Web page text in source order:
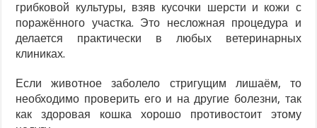
грибковой культуры, взяв кусочки шерсти и кожи с
поражённого участка. Это несложная процедура и
делается практически в любых ветеринарных
клиниках.
Если животное заболело стригущим лишаём, то
необходимо проверить его и на другие болезни, так
как здоровая кошка хорошо противостоит этому